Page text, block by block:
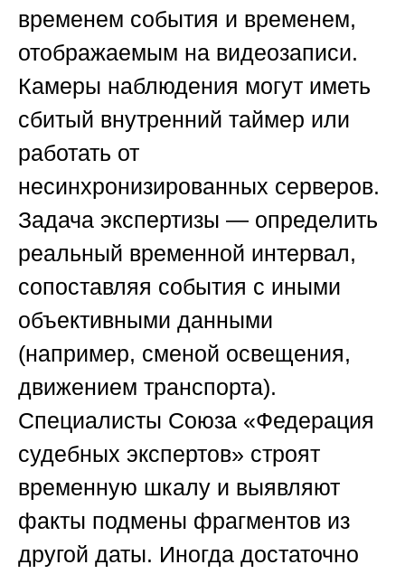
временем события и временем,
отображаемым на видеозаписи.
Камеры наблюдения могут иметь
сбитый внутренний таймер или
работать от
несинхронизированных серверов.
Задача экспертизы — определить
реальный временной интервал,
сопоставляя события с иными
объективными данными
(например, сменой освещения,
движением транспорта).
Специалисты Союза «Федерация
судебных экспертов» строят
временную шкалу и выявляют
факты подмены фрагментов из
другой даты. Иногда достаточно